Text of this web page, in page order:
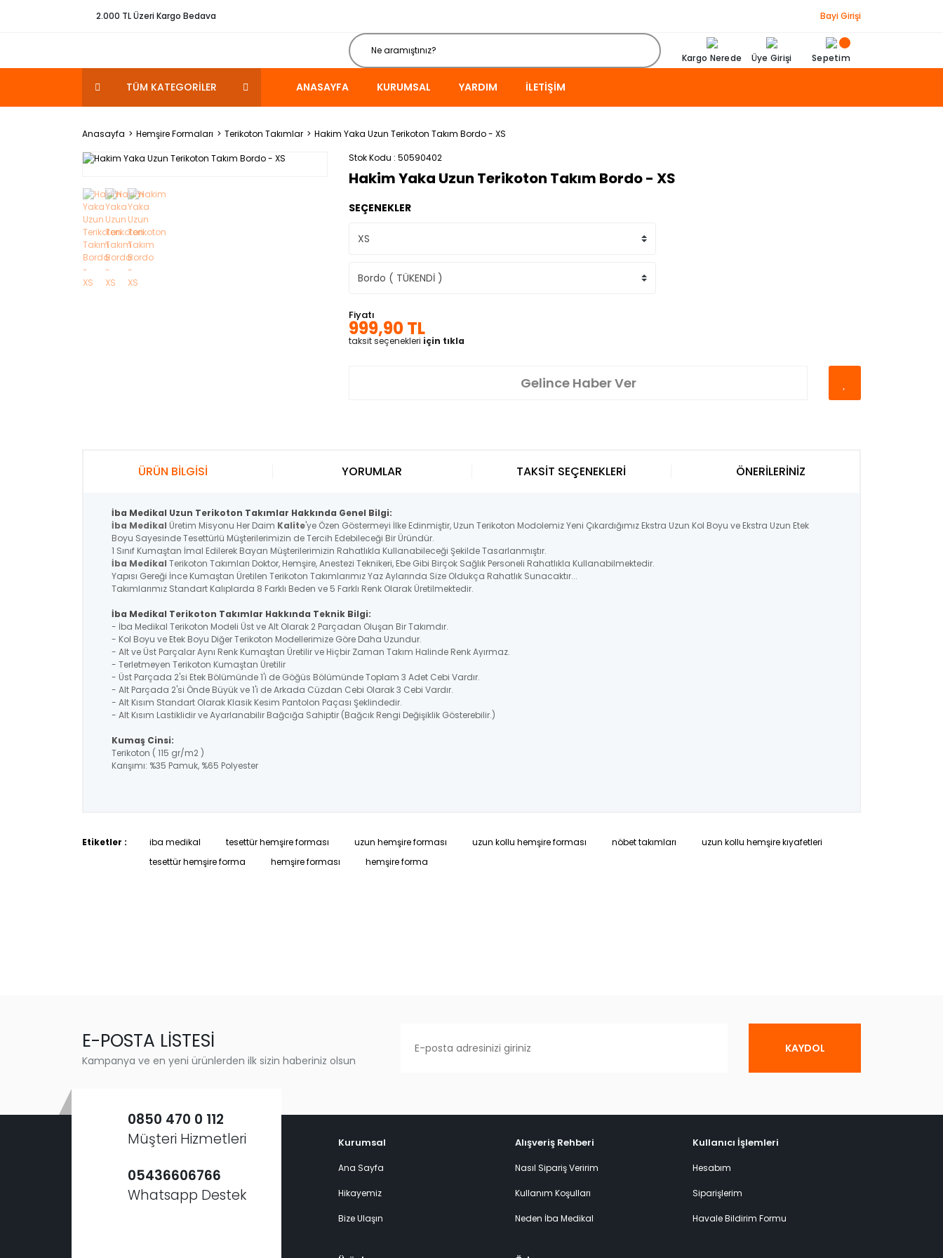
2.000 TL Üzeri Kargo Bedava Bayi Girişi
Kargo Nerede Üye Girişi Sepetim
TÜM KATEGORİLER ANASAYFA KURUMSAL YARDIM İLETIŞIM
Anasayfa Hemşire Formaları Terikoton Takımlar
Hakim Yaka Uzun Terikoton Takım Bordo - XS
Stok Kodu 50590402
Hakim Yaka Uzun Terikoton Takım Bordo - XS
SEÇENEKLER
Fiyatı
999,90 TL
taksit seçenekleri için tıkla
Gelince Haber Ver
ÜRÜN BİLGİSİ
İba Medikal Uzun Terikoton Takımlar Hakkında Genel Bilgi:
İba Medikal Üretim Misyonu Her Daim Kalite'ye Özen Göstermeyi İlke Edinmiştir, Uzun Terikoton Modolemiz Yeni Çıkardığımız Ekstra Uzun Kol Boyu ve Ekstra Uzun Etek
Boyu Sayesinde Tesettürlü Müşterilerimizin de Tercih Edebileceği Bir Üründür.
1 Sınıf Kumaştan İmal Edilerek Bayan Müşterilerimizin Rahatlıkla Kullanabileceği Şekilde Tasarlanmıştır.
İba Medikal Terikoton Takımları Doktor, Hemşire, Anestezi Teknikeri, Ebe Gibi Birçok Sağlık Personeli Rahatlıkla Kullanabilmektedir.
Yapısı Gereği İnce Kumaştan Üretilen Terikoton Takımlarımız Yaz Aylarında Size Oldukça Rahatlık Sunacaktır...
Takımlarımız Standart Kalıplarda 8 Farklı Beden ve 5 Farklı Renk Olarak Üretilmektedir.
İba Medikal Terikoton Takımlar Hakkında Teknik Bilgi:
- İba Medikal Terikoton Modeli Üst ve Alt Olarak 2 Parçadan Oluşan Bir Takımdır.
- Kol Boyu ve Etek Boyu Diğer Terikoton Modellerimize Göre Daha Uzundur.
- Alt ve Üst Parçalar Aynı Renk Kumaştan Üretilir ve Hiçbir Zaman Takım Halinde Renk Ayırmaz.
- Terletmeyen Terikoton Kumaştan Üretilir
- Üst Parçada 2'si Etek Bölümünde 1'i de Göğüs Bölümünde Toplam 3 Adet Cebi Vardır.
- Alt Parçada 2'si Önde Büyük ve 1'i de Arkada Cüzdan Cebi Olarak 3 Cebi Vardır.
- Alt Kısım Standart Olarak Klasik Kesim Pantolon Paçası Şeklindedir.
- Alt Kısım Lastiklidir ve Ayarlanabilir Bağcığa Sahiptir (Bağcık Rengi Değişiklik Gösterebilir.)
Kumaş Cinsi:
Terikoton ( 115 gr/m2 )
Karışımı: %35 Pamuk, %65 Polyester
YORUMLAR TAKSİT SEÇENEKLERİ ÖNERİLERİNİZ
Etiketler : iba medikal tesettür hemşire forması uzun hemşire forması uzun kollu hemşire forması nöbet takımları
uzun kollu hemşire kıyafetleri
tesettür hemşire forma
hemşire forması hemşire forma
E-POSTA LİSTESİ
Kampanya ve en yeni ürünlerden ilk sizin haberiniz olsun
KAYDOL
0850 470 0 112
Müşteri Hizmetleri
05436606766
Whatsapp Destek
Kurumsal
Ana Sayfa
Hikayemiz
Bize Ulaşın
Alışveriş Rehberi
Nasıl Sipariş Veririm
Kullanım Koşulları
Neden İba Medikal
Kullanıcı İşlemleri
Hesabım
Siparişlerim
Havale Bildirim Formu